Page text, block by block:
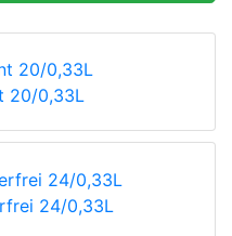
20/0,33L
24/0,33L